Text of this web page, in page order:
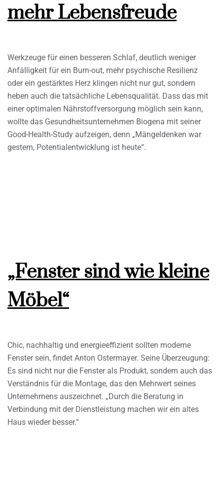
mehr Lebensfreude
Werkzeuge für einen besseren Schlaf, deutlich weniger
Anfälligkeit für ein Burn-out, mehr psychische Resilienz
oder ein gestärktes Herz klingen nicht nur gut, sondern
heben auch die tatsächliche Lebensqualität. Dass das mit
einer optimalen Nährstoffversorgung möglich sein kann,
wollte das Gesundheitsunternehmen Biogena mit seiner
Good-Health-Study aufzeigen, denn „Mängeldenken war
gestern, Potentialentwicklung ist heute“.
„Fenster sind wie kleine
Möbel“
Chic, nachhaltig und energieeffizient sollten moderne
Fenster sein, findet Anton Ostermayer. Seine Überzeugung:
Es sind nicht nur die Fenster als Produkt, sondern auch das
Verständnis für die Montage, das den Mehrwert seines
Unternehmens auszeichnet. „Durch die Beratung in
Verbindung mit der Dienstleistung machen wir ein altes
Haus wieder besser.“